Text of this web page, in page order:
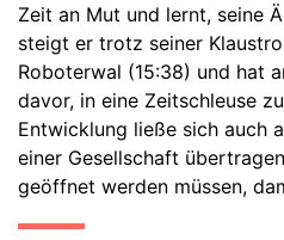
Zeit an Mut und lernt, seine
steigt er trotz seiner
Roboterwal (15:38) und hat
davor, in eine Zeitschleuse
Entwicklung ließe sich auch
einer Gesellschaft
geöffnet werden müssen,